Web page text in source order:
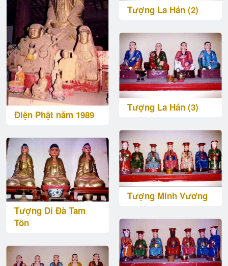
Điện Phật năm 1989
Tượng Di Đà Tam
Tôn
Tượng La Hán (2)
Tượng La Hán (3)
Tượng Minh Vương